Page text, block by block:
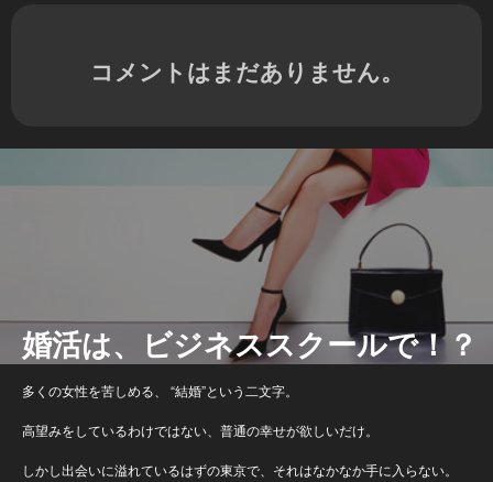
コメントはまだありません。
婚活は、ビジネススクールで！？
多くの女性を苦しめる、 “結婚”という二文字。
高望みをしているわけではない、普通の幸せが欲しいだけ。
しかし出会いに溢れているはずの東京で、それはなかなか手に入らない。